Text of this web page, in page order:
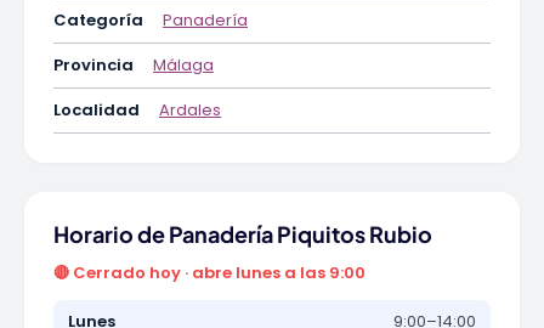
Categoría
Panadería
Provincia
Málaga
Localidad
Ardales
Horario de Panadería Piquitos Rubio
🔴 Cerrado hoy · abre lunes a las 9:00
Lunes 9:00–14:00